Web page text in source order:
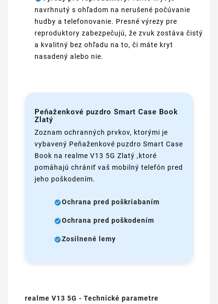
navrhnutý s ohľadom na nerušené počúvanie
hudby a telefonovanie. Presné výrezy pre
reproduktory zabezpečujú, že zvuk zostáva čistý
a kvalitný bez ohľadu na to, či máte kryt
nasadený alebo nie.
Peňaženkové puzdro Smart Case Book
Zlatý
Zoznam ochranných prvkov, ktorými je
vybavený Peňaženkové puzdro Smart Case
Book na realme V13 5G Zlatý ,ktoré
pomáhajú chrániť vaš mobilný telefón pred
jeho poškodením.
Ochrana pred poškriabaním
Ochrana pred poškodením
Zosilnené lemy
realme V13 5G - Technické parametre